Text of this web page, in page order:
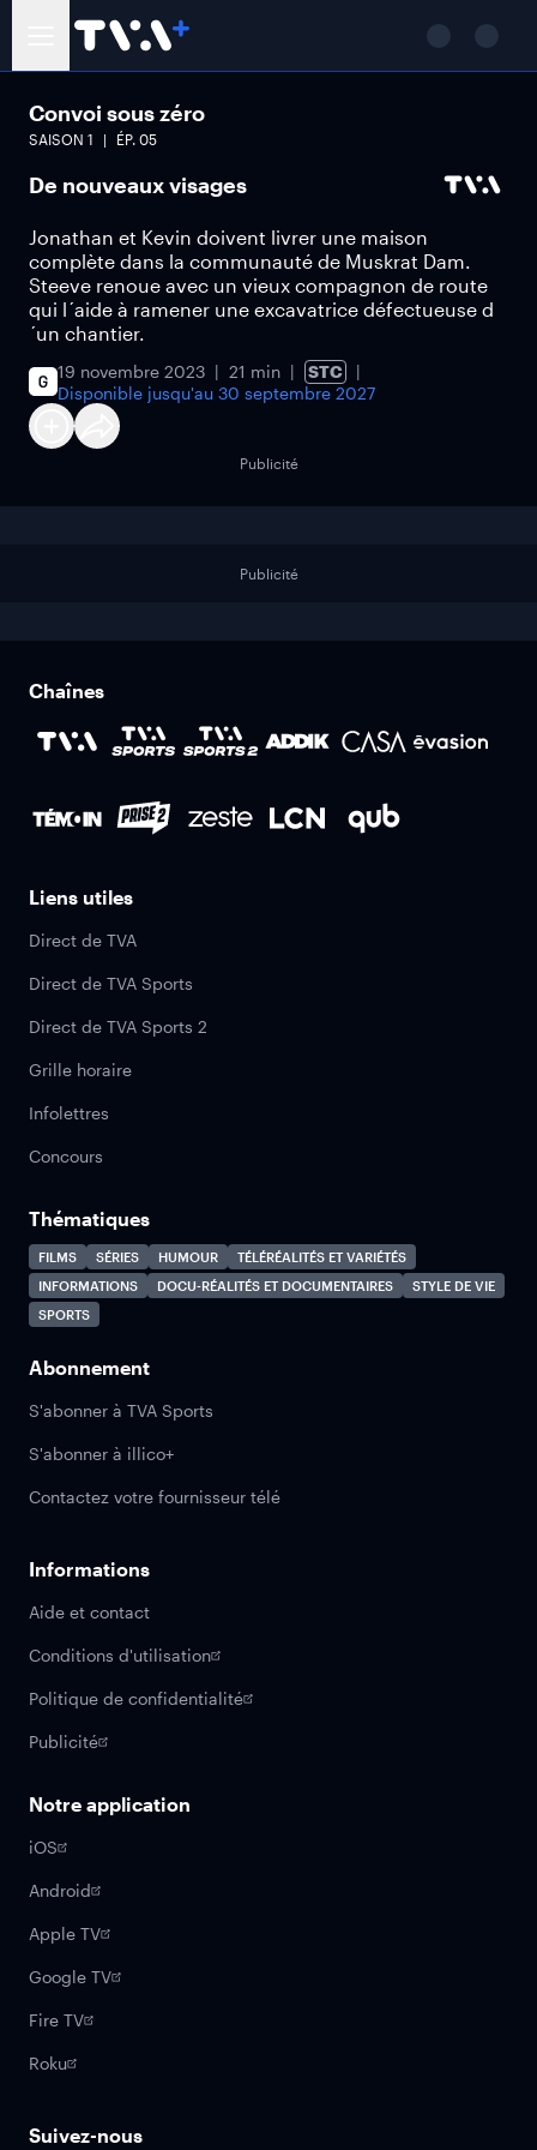
Convoi sous zéro
SAISON 1 ÉP. 05
De nouveaux visages
Jonathan et Kevin doivent livrer une maison
complète dans la communauté de Muskrat Dam.
Steeve renoue avec un vieux compagnon de route
qui l´aide à ramener une excavatrice défectueuse d
´un chantier.
19 novembre 2023 21 min
STC
Disponible jusqu'au 30 septembre 2027
Publicité
Publicité
Chaînes
Liens utiles
Direct de TVA
Direct de TVA Sports
Direct de TVA Sports 2
Grille horaire
Infolettres
Concours
Thématiques
FILMS SÉRIES HUMOUR
TÉLÉRÉALITÉS ET VARIÉTÉS
INFORMATIONS
DOCU-RÉALITÉS ET DOCUMENTAIRES
STYLE DE VIE
SPORTS
Abonnement
S'abonner à TVA Sports
S'abonner à illico+
Contactez votre fournisseur télé
Informations
Aide et contact
Conditions d'utilisation
Politique de confidentialité
Publicité
Notre application
iOS
Android
Apple TV
Google TV
Fire TV
Roku
Suivez-nous